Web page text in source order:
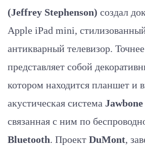
(Jeffrey Stephenson) создал
Apple iPad mini,
антикварный телевизор.
представляет собой
котором находится планшет и
акустическая система
связанная с ним по
Bluetooth. Проект DuMont,